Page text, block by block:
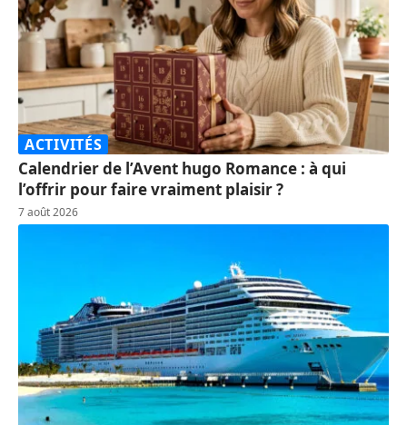
ACTIVITÉS
Calendrier de l’Avent hugo Romance : à qui
l’offrir pour faire vraiment plaisir ?
7 août 2026